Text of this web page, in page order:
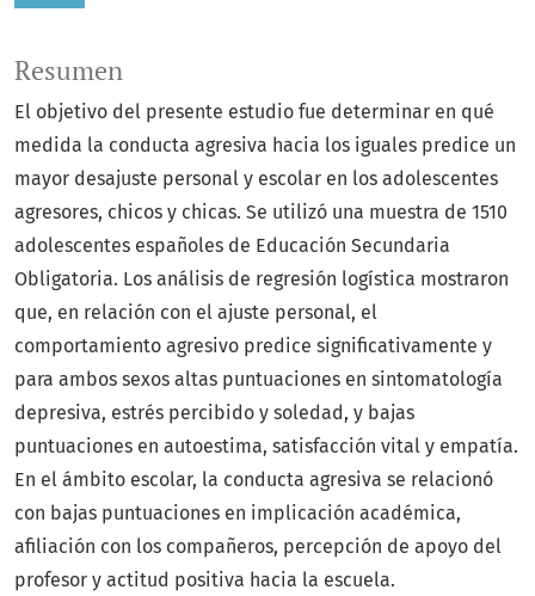
Resumen
El objetivo del presente estudio fue determinar en qué
medida la conducta agresiva hacia los iguales predice un
mayor desajuste personal y escolar en los adolescentes
agresores, chicos y chicas. Se utilizó una muestra de 1510
adolescentes españoles de Educación Secundaria
Obligatoria. Los análisis de regresión logística mostraron
que, en relación con el ajuste personal, el
comportamiento agresivo predice significativamente y
para ambos sexos altas puntuaciones en sintomatología
depresiva, estrés percibido y soledad, y bajas
puntuaciones en autoestima, satisfacción vital y empatía.
En el ámbito escolar, la conducta agresiva se relacionó
con bajas puntuaciones en implicación académica,
afiliación con los compañeros, percepción de apoyo del
profesor y actitud positiva hacia la escuela.